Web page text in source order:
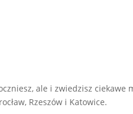
ale i zwiedzisz ciekawe
Rzeszów i Katowice.